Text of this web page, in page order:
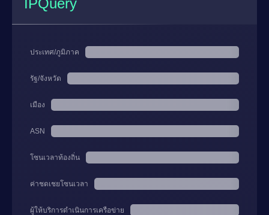
IPQuery
ประเทศ/ภูมิภาค
รัฐ/จังหวัด
เมือง
ASN
โซนเวลาท้องถิ่น
ค่าชดเชยโซนเวลา
ผู้ให้บริการดำเนินการเครือข่าย